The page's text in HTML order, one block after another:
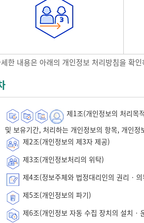
한 내용은 아래의 개인정보 처리방침을 확인
제1조(개인정보의 처리목
및 보유기간, 처리하는 개인정보의 항목, 개인정
제2조(개인정보의 제3자 제공)
제3조(개인정보처리의 위탁)
제4조(정보주체와 법정대리인의 권리‧
제5조(개인정보의 파기)
제6조(개인정보 자동 수집 장치의 설치‧